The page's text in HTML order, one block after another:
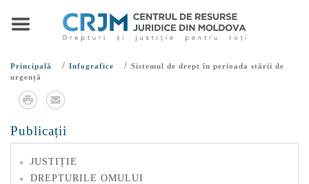
Principală / Infografice / Sistemul de drept în perioada stării de
urgență
Publicații
JUSTIȚIE
DREPTURILE OMULUI